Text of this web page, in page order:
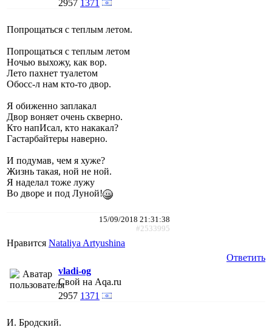
2957 1371
Попрощаться с теплым летом.
Попрощаться с теплым летом
Ночью выхожу, как вор.
Лето пахнет туалетом
Обосс-л нам кто-то двор.
Я обиженно заплакал
Двор воняет очень скверно.
Кто напИсал, кто накакал?
Гастарбайтеры наверно.
И подумав, чем я хуже?
Жизнь такая, ной не ной.
Я наделал тоже лужу
Во дворе и под Луной!
15/09/2018 21:31:38
#2533995
Нравится Nataliya Artyushina
Ответить
vladi-og
Свой на Aqa.ru
2957 1371
И. Бродский.